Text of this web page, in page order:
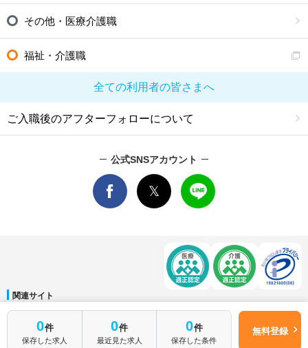
0件
保存した求人
0件
最近見た求人
0件
保存した条件
無料登録
その他・医療介護職
福祉・介護職
全ての利用者の皆さまへ
ご入職後のアフターフォローについて
公式SNSアカウント
関連サイト
マイナビDOCTOR│マイナビ看護師│マイナビ薬剤師│マイナビ保育士
運営会社
会社概要│ ご利用規約 個人情報保護方針 サイトマップ│お問い合わせ